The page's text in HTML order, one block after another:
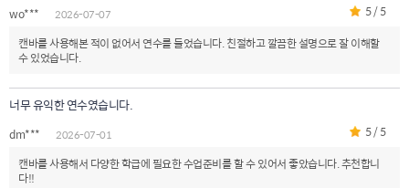
wo*** 2026-07-07
5 / 5
캔바를 사용해본 적이 없어서 연수를 들었습니다. 친절하고 깔끔한 설명으로 잘 이해할
수 있었습니다.
너무 유익한 연수였습니다.
dm*** 2026-07-01
5 / 5
캔바를 사용해서 다양한 학급에 필요한 수업준비를 할 수 있어서 좋았습니다. 추천합니
다!!